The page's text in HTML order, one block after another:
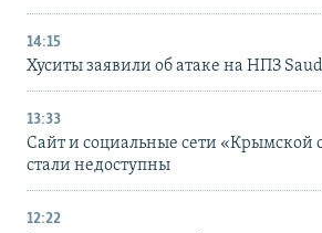
14:15
Хуситы заявили об атаке на НПЗ
13:33
Сайт и социальные сети «Крымской
стали недоступны
12:22